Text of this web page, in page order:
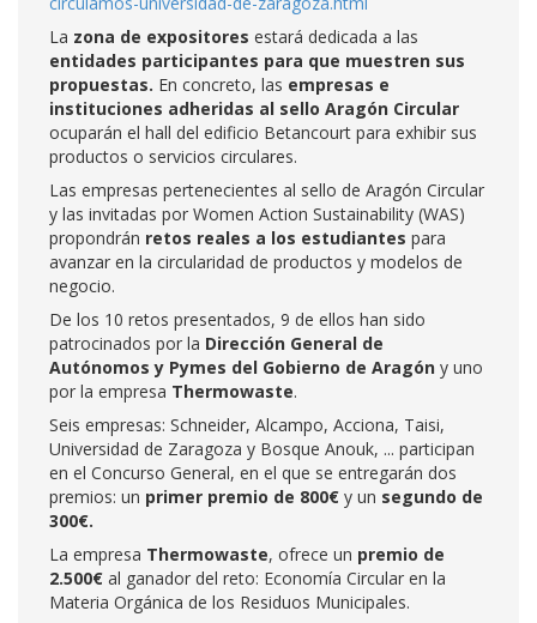
La zona de expositores estará dedicada a las
entidades participantes para que muestren sus
propuestas. En concreto, las empresas e
instituciones adheridas al sello Aragón Circular
ocuparán el hall del edificio Betancourt para exhibir sus
productos o servicios circulares.
Las empresas pertenecientes al sello de Aragón Circular
y las invitadas por Women Action Sustainability (WAS)
propondrán retos reales a los estudiantes para
avanzar en la circularidad de productos y modelos de
negocio.
De los 10 retos presentados, 9 de ellos han sido
patrocinados por la Dirección General de
Autónomos y Pymes del Gobierno de Aragón y uno
por la empresa Thermowaste.
Seis empresas: Schneider, Alcampo, Acciona, Taisi,
Universidad de Zaragoza y Bosque Anouk, ... participan
en el Concurso General, en el que se entregarán dos
premios: un primer premio de 800€ y un segundo de
300€.
La empresa Thermowaste, ofrece un premio de
2.500€ al ganador del reto: Economía Circular en la
Materia Orgánica de los Residuos Municipales.